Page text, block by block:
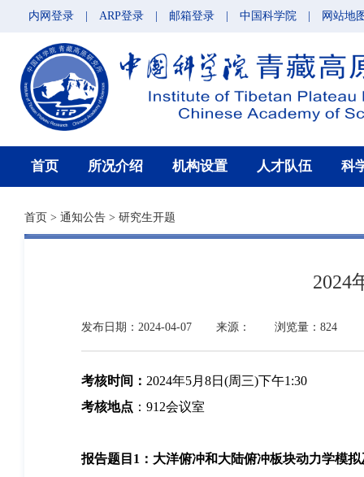
内网登录 ARP登录 邮箱登录 中国科学院 网站地
首页 所况介绍 机构设置 人才队伍 科
首页 > 通知公告 > 研究生开题
2024
发布日期：2024-04-07 来源： 浏览量：824
考核时间： 2024年5月8日(周三)下午1:30
考核地点 ：912会议室
报告题目1：大洋俯冲和大陆俯冲板块动力学模拟